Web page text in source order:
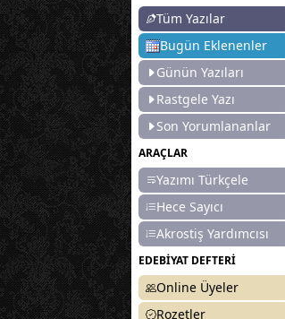
Tüm Yazılar
Bugün Eklenenler
Günün Yazıları
Rastgele Yazı
Son Yorumlananlar
ARAÇLAR
Yazımı Türkçele
Hece Sayıcı
Akrostiş Yardımcısı
EDEBİYAT DEFTERİ
Online Üyeler
Rozetler